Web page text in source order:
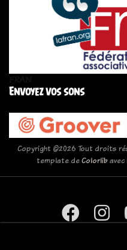
Envoyez vos sons
Copyright ©2026 Tout droits
template deColorlib